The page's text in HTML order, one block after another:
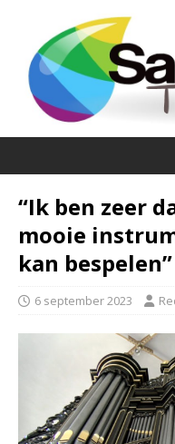
“Ik ben zeer
mooie
kan bespelen”
6 september 2023